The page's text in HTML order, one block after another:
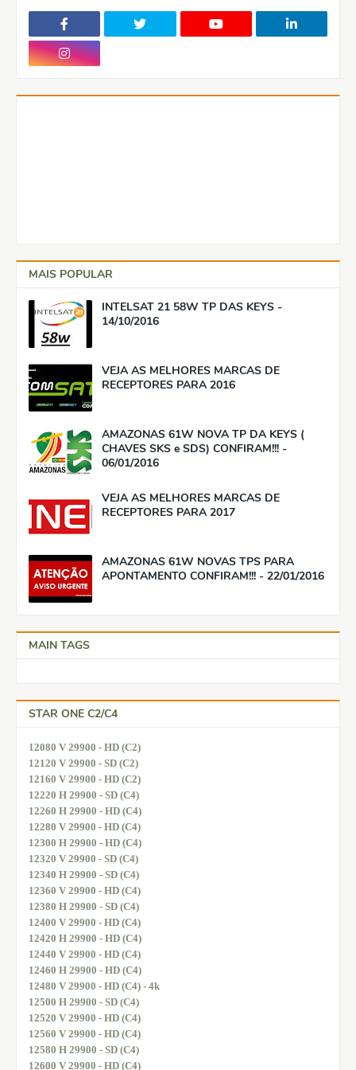
MAIS POPULAR
INTELSAT 21 58W TP DAS KEYS -
14/10/2016
VEJA AS MELHORES MARCAS DE
RECEPTORES PARA 2016
AMAZONAS 61W NOVA TP DA KEYS (
CHAVES SKS e SDS) CONFIRAM!!! -
06/01/2016
VEJA AS MELHORES MARCAS DE
RECEPTORES PARA 2017
AMAZONAS 61W NOVAS TPS PARA
APONTAMENTO CONFIRAM!!! - 22/01/2016
MAIN TAGS
STAR ONE C2/C4
12080 V 29900 - HD (C2)
12120 V 29900 - SD (C2)
12160 V 29900 - HD (C2)
12220 H 29900 - SD (C4)
12260 H 29900 - HD (C4)
12280 V 29900 - HD (C4)
12300 H 29900 - HD (C4)
12320 V 29900 - SD (C4)
12340 H 29900 - SD (C4)
12360 V 29900 - HD (C4)
12380 H 29900 - SD (C4)
12400 V 29900 - HD (C4)
12420 H 29900 - HD (C4)
12440 V 29900 - HD (C4)
12460 H 29900 - HD (C4)
12480 V 29900 - HD (C4) - 4k
12500 H 29900 - SD (C4)
12520 V 29900 - HD (C4)
12560 V 29900 - HD (C4)
12580 H 29900 - SD (C4)
12600 V 29900 - HD (C4)